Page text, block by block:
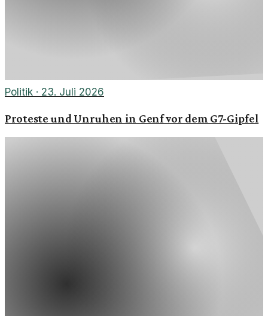
Politik · 23. Juli 2026
Proteste und Unruhen in Genf vor dem G7-Gipfel